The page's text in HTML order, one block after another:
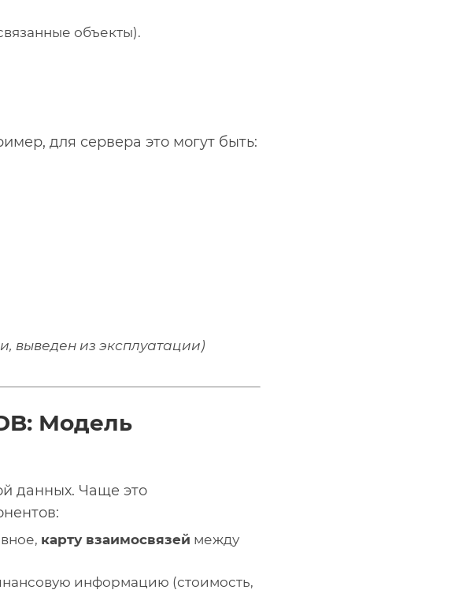
объекты).
для сервера это могут быть:
выведен из эксплуатации)
Модель
данных. Чаще это
карту взаимосвязей между
информацию (стоимость,